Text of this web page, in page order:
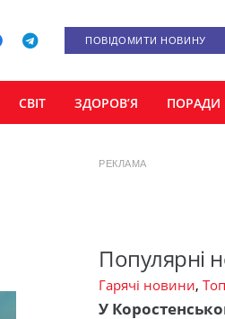
ПОВІДОМИТИ НОВИНУ
СВІТ ЗДОРОВ’Я ПОРАДИ
РЕКЛАМА
Популярні
Гарячі новини,
У